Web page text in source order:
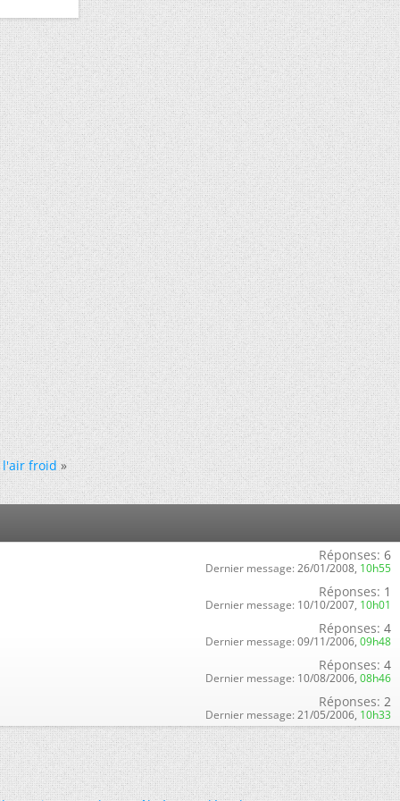
l'air froid »
Réponses: 6
Dernier message: 26/01/2008, 10h55
Réponses: 1
Dernier message: 10/10/2007, 10h01
Réponses: 4
Dernier message: 09/11/2006, 09h48
Réponses: 4
Dernier message: 10/08/2006, 08h46
Réponses: 2
Dernier message: 21/05/2006, 10h33